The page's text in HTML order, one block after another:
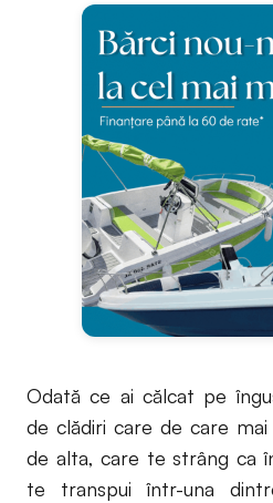
Odată ce ai călcat pe
de clădiri care de care
de alta, care te strâng ca
te transpui într-una